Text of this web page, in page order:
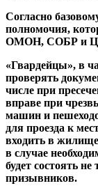
Согласно
полномочия,
ОМОН, СОБР и
«Гвардейцы», в
проверять
числе при
вправе при
машин и
для проезда к
входить в
в случае
будет состоять
призывников.